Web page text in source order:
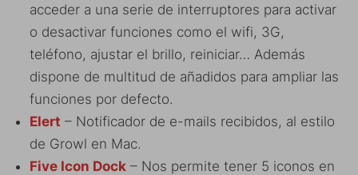
acceder a una serie de interruptores para activar
o desactivar funciones como el wifi, 3G,
teléfono, ajustar el brillo, reiniciar… Además
dispone de multitud de añadidos para ampliar las
funciones por defecto.
Elert – Notificador de e-mails recibidos, al estilo
de Growl en Mac.
Five Icon Dock – Nos permite tener 5 iconos en